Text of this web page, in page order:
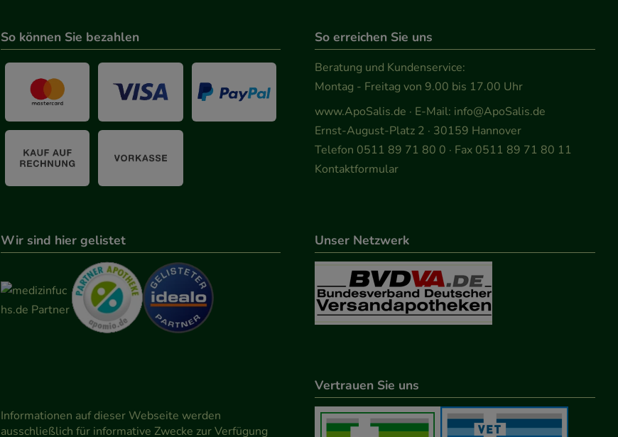
So können Sie bezahlen So erreichen Sie uns
Beratung und Kundenservice:
Montag - Freitag von 9.00 bis 17.00 Uhr
www.ApoSalis.de · E-Mail: info@ApoSalis.de
Ernst-August-Platz 2 · 30159 Hannover
Telefon 0511 89 71 80 0 · Fax 0511 89 71 80 11
Kontaktformular
Wir sind hier gelistet Unser Netzwerk
Informationen auf dieser Webseite werden
ausschließlich für informative Zwecke zur Verfügung
Vertrauen Sie uns